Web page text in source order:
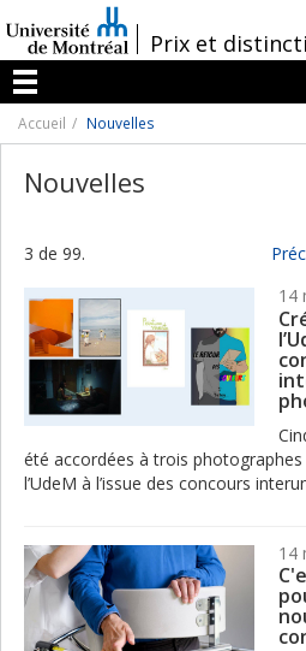
au
contenu
/Prix et
Menu
Accueil Nouvelles
Nouvelles
3 de 99.
14
été accordées à trois
l’UdeM à l’issue des concours
14